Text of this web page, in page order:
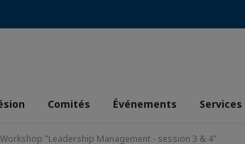
Comités Événements Services
Workshop "Leadership Management - session 3 & 4"